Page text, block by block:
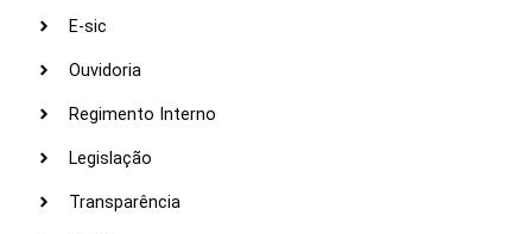
E-sic
Ouvidoria
Regimento Interno
Legislação
Transparência